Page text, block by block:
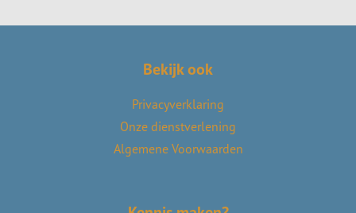
Bekijk ook
Privacyverklaring
Onze dienstverlening
Algemene Voorwaarden